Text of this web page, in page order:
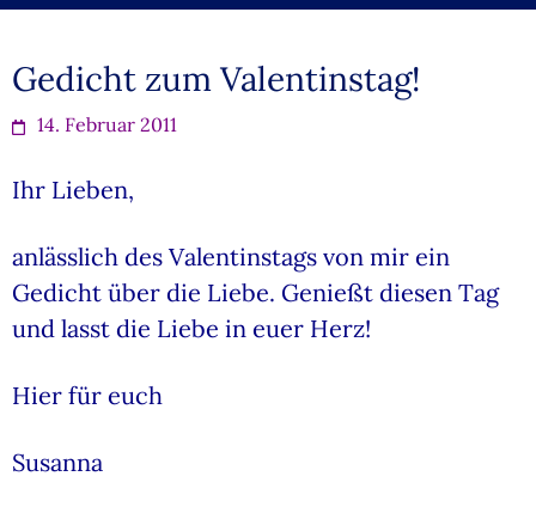
Gedicht zum Valentinstag!
14. Februar 2011
Ihr Lieben,
anlässlich des Valentinstags von mir ein
Gedicht über die Liebe. Genießt diesen Tag
und lasst die Liebe in euer Herz!
Hier für euch
Susanna